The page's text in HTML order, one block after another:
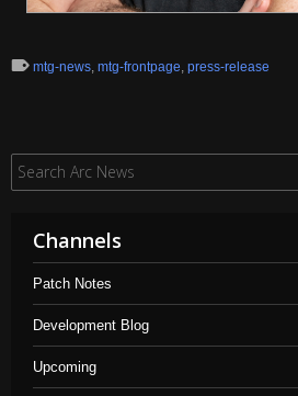
mtg-news mtg-frontpage press-release
Channels
Patch Notes
Development Blog
Upcoming